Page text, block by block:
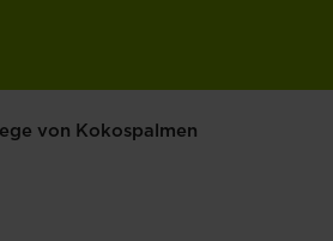
von Kokospalmen